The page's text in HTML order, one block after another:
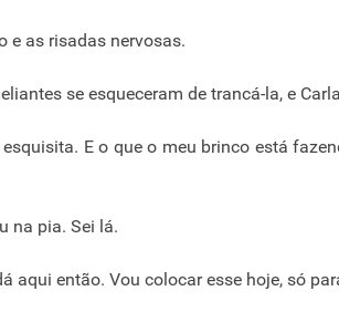
e as risadas nervosas.
se esqueceram de trancá-la, e
E o que o meu brinco está
na pia. Sei lá.
aqui então. Vou colocar esse hoje, só